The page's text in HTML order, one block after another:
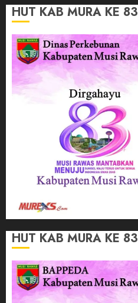
HUT KAB MURA KE 83
HUT KAB MURA KE 83